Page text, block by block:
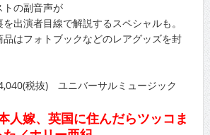
トの副音声が
出演者目線で解説するスペシャルも。
はフォトブックなどのレアグッズを封
税抜) ユニバーサルミュージック
人嫁、英国に住んだらツッコま